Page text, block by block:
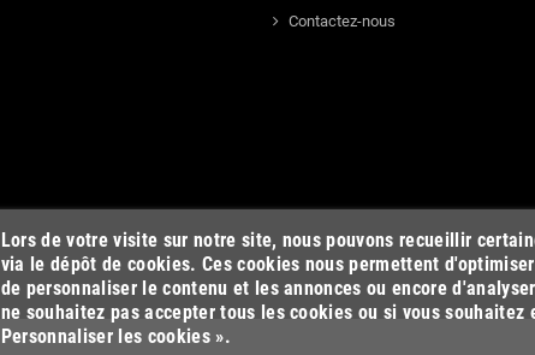
Contactez-nous
Lors de votre visite sur notre site, nous pouvons recueillir
via le dépôt de cookies. Ces cookies nous permettent
de personnaliser le contenu et les annonces ou encore
ne souhaitez pas accepter tous les cookies ou si vous souhaitez
Personnaliser les cookies ».